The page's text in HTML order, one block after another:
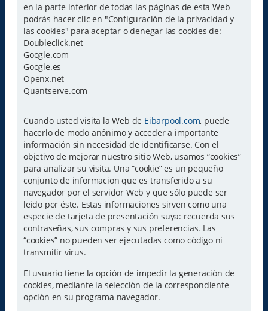
en la parte inferior de todas las páginas de esta Web
podrás hacer clic en "Configuración de la privacidad y
las cookies" para aceptar o denegar las cookies de:
Doubleclick.net
Google.com
Google.es
Openx.net
Quantserve.com
Cuando usted visita la Web de Eibarpool.com, puede
hacerlo de modo anónimo y acceder a importante
información sin necesidad de identificarse. Con el
objetivo de mejorar nuestro sitio Web, usamos “cookies”
para analizar su visita. Una “cookie” es un pequeño
conjunto de informacion que es transferido a su
navegador por el servidor Web y que sólo puede ser
leido por éste. Estas informaciones sirven como una
especie de tarjeta de presentación suya: recuerda sus
contraseñas, sus compras y sus preferencias. Las
“cookies” no pueden ser ejecutadas como código ni
transmitir virus.
El usuario tiene la opción de impedir la generación de
cookies, mediante la selección de la correspondiente
opción en su programa navegador.